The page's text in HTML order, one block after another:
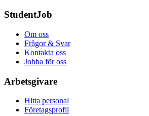
StudentJob
Om oss
Frågor & Svar
Kontakta oss
Jobba för oss
Arbetsgivare
Hitta personal
Företagsprofil